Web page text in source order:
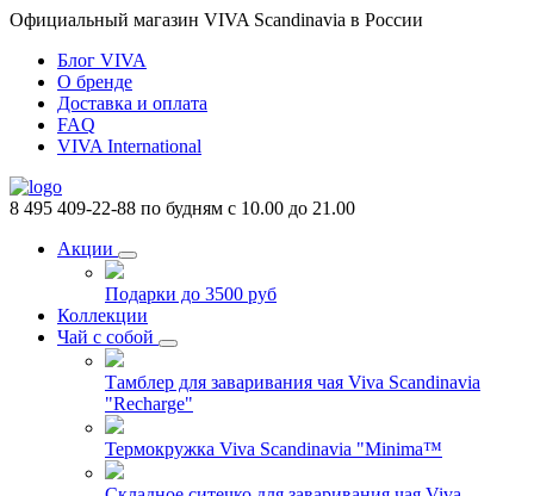
Официальный магазин VIVA Scandinavia в России
Блог VIVA
О бренде
Доставка и оплата
FAQ
VIVA International
8 495 409-22-88 по будням с 10.00 до 21.00
Акции
Подарки до 3500 руб
Коллекции
Чай с собой
Тамблер для заваривания чая Viva Scandinavia
"Recharge"
Термокружка Viva Scandinavia "Minima™